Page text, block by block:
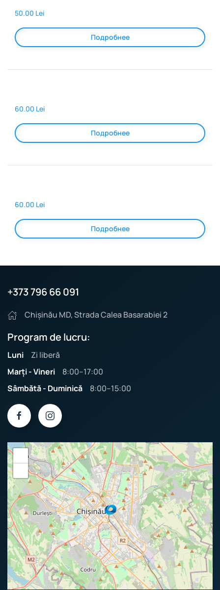
50.00 Lei
Подробнее
60.00 Lei
Подробнее
60.00 Lei
Подробнее
+373 796 66 091
Chișinău MD, Strada Calea Basarabiei 2
Program de lucru:
Luni
Zi liberă
Marți - Vineri
8:00–17:00
Sâmbătă - Duminică
8:00–15:00